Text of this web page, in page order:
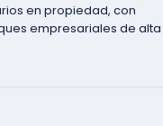
en propiedad, con
empresariales de alta